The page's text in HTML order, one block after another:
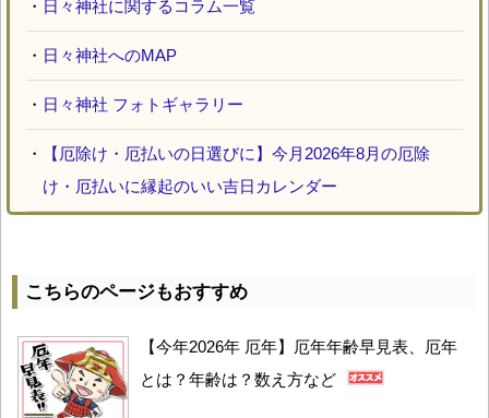
・ 日々神社に関するコラム一覧
・ 日々神社へのMAP
・ 日々神社 フォトギャラリー
・
【厄除け・厄払いの日選びに】今月2026年8月の厄除
け・厄払いに縁起のいい吉日カレンダー
こちらのページもおすすめ
【今年2026年 厄年】厄年年齢早見表、厄年
とは？年齢は？数え方など